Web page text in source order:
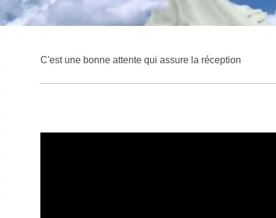
C'est une bonne attente qui assure la réception